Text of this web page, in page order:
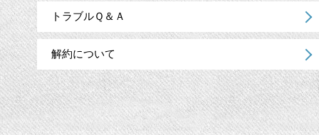
トラブルＱ＆Ａ
解約について